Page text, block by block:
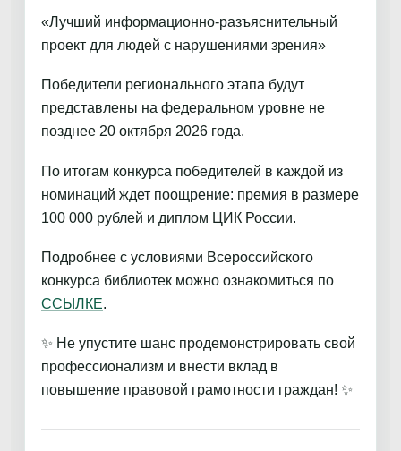
«Лучший информационно-разъяснительный
проект для людей с нарушениями зрения»
Победители регионального этапа будут
представлены на федеральном уровне не
позднее 20 октября 2026 года.
По итогам конкурса победителей в каждой из
номинаций ждет поощрение: премия в размере
100 000 рублей и диплом ЦИК России.
Подробнее с условиями Всероссийского
конкурса библиотек можно ознакомиться по
ССЫЛКЕ.
✨ Не упустите шанс продемонстрировать свой
профессионализм и внести вклад в
повышение правовой грамотности граждан! ✨